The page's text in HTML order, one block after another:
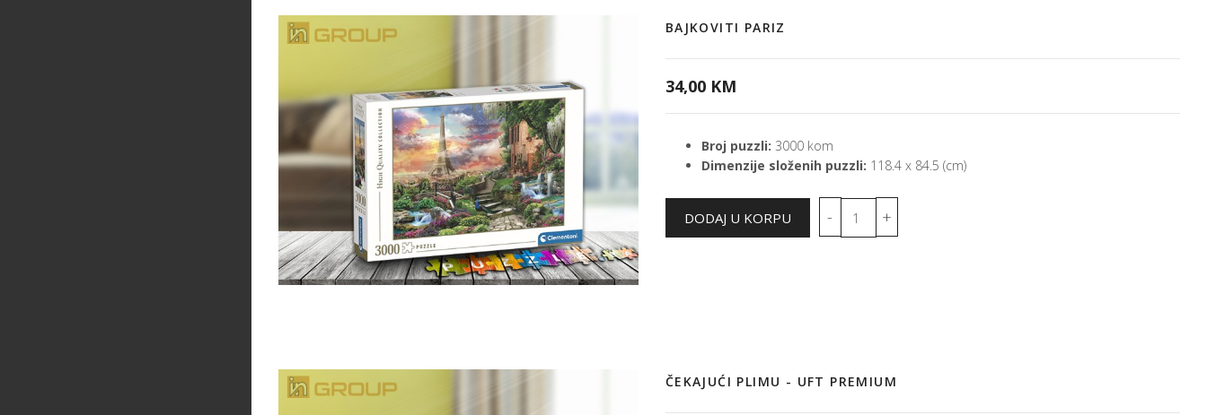
BAJKOVITI PARIZ
34,00 KM
Broj puzzli: 3000 kom
Dimenzije složenih puzzli: 118.4 x 84.5 (cm)
ČEKAJUĆI PLIMU - UFT PREMIUM